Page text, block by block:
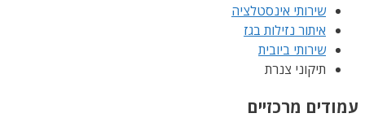
שירותי אינסטלציה
איתור נזילות בגז
שירותי ביובית
תיקוני צנרת
עמודים מרכזיים